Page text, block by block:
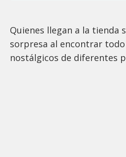
Quienes llegan a la tienda
sorpresa al encontrar
nostálgicos de diferentes